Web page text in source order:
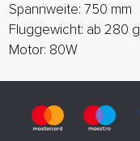
Spannweite: 750 mm
Fluggewicht: ab 280 g
Motor: 80W